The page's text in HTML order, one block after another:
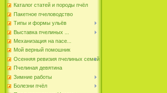
Каталог статей и породы пчёл
Пакетное пчеловодство
Типы и формы ульёв
Выставка пчелиных ...
Механизация на пасе...
Мой верный помошник
Осенняя ревизия пчелиных семей
Пчелиная девятина
Зимние работы
Болезни пчёл